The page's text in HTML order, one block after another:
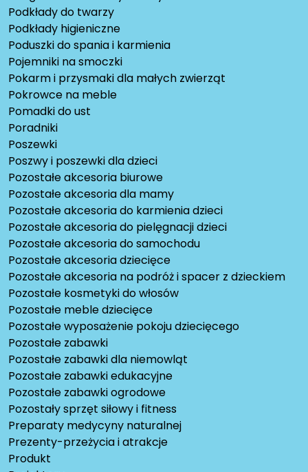
Podkłady do twarzy
Podkłady higieniczne
Poduszki do spania i karmienia
Pojemniki na smoczki
Pokarm i przysmaki dla małych zwierząt
Pokrowce na meble
Pomadki do ust
Poradniki
Poszewki
Poszwy i poszewki dla dzieci
Pozostałe akcesoria biurowe
Pozostałe akcesoria dla mamy
Pozostałe akcesoria do karmienia dzieci
Pozostałe akcesoria do pielęgnacji dzieci
Pozostałe akcesoria do samochodu
Pozostałe akcesoria dziecięce
Pozostałe akcesoria na podróż i spacer z dzieckiem
Pozostałe kosmetyki do włosów
Pozostałe meble dziecięce
Pozostałe wyposażenie pokoju dziecięcego
Pozostałe zabawki
Pozostałe zabawki dla niemowląt
Pozostałe zabawki edukacyjne
Pozostałe zabawki ogrodowe
Pozostały sprzęt siłowy i fitness
Preparaty medycyny naturalnej
Prezenty-przeżycia i atrakcje
Produkt